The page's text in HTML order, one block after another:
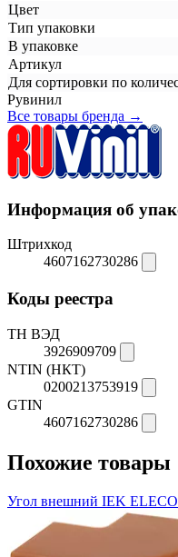
Цвет
Тип упаковки
В упаковке
Артикул
Для сортировки по
Рувинил
Все товары бренда →
Информация об
Штрихкод
4607162730286
Коды реестра
ТН ВЭД
3926909709
NTIN (НКТ)
0200213753919
GTIN
4607162730286
Похожие товары
Угол внешний IEK